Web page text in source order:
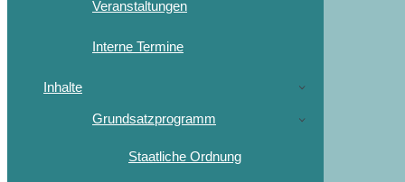
Veranstaltungen
Interne Termine
Inhalte
Grundsatzprogramm
Staatliche Ordnung